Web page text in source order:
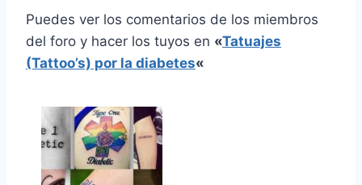
Puedes ver los comentarios de los miembros
del foro y hacer los tuyos en «Tatuajes
(Tattoo’s) por la diabetes«